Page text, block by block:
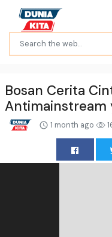
Bosan Cerita
Antimainstream
1 month ago